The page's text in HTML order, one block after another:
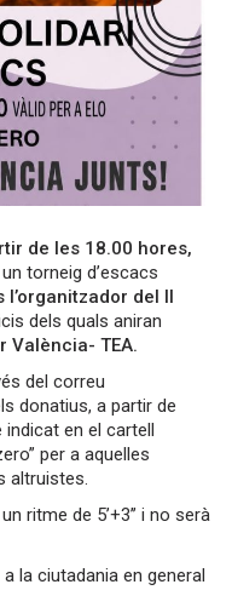
de les 18.00 hores,
torneig d’escacs
l’organitzador del II
dels quals aniran
València- TEA.
del correu
donatius, a partir de
indicat en el cartell
per a aquelles
altruistes.
ritme de 5’+3’’ i no serà
la ciutadania en general